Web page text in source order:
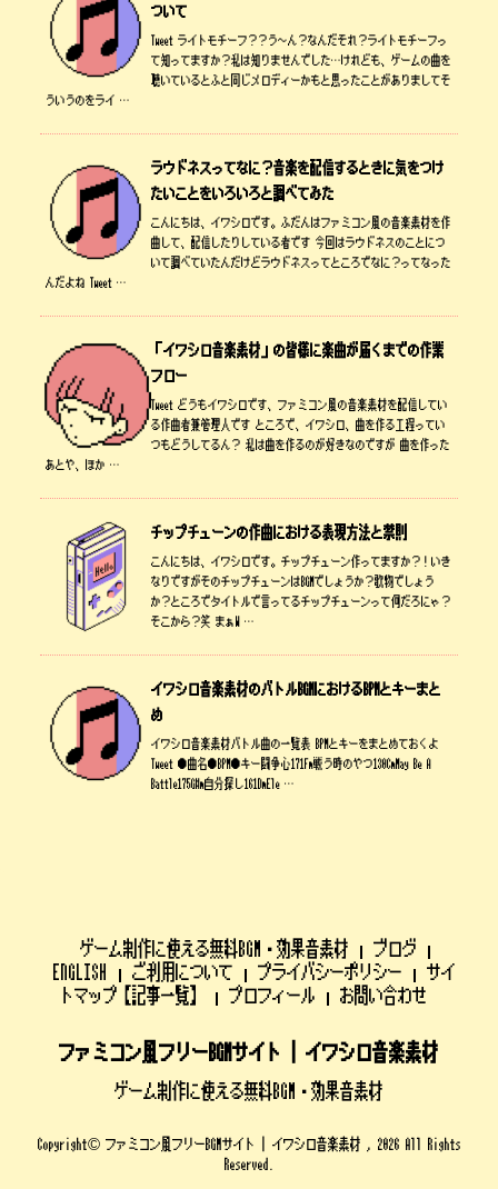
ついて
Tweet ライトモチーフ？？う～ん？なんだそれ？ライトモチーフっ
て知ってますか？私は知りませんでした…けれども、ゲームの曲を
聴いているとふと同じメロディーかもと思ったことがありましてそ
ういうのをライ …
ラウドネスってなに？音楽を配信するときに気をつけ
たいことをいろいろと調べてみた
こんにちは、イワシロです。ふだんはファミコン風の音楽素材を作
曲して、配信したりしている者です 今回はラウドネスのことにつ
いて調べていたんだけどラウドネスってところでなに？ってなった
んだよね Tweet …
「イワシロ音楽素材」の皆様に楽曲が届くまでの作業
フロー
Tweet どうもイワシロです、ファミコン風の音楽素材を配信してい
る作曲者兼管理人です ところで、イワシロ、曲を作る工程ってい
つもどうしてるん？ 私は曲を作るのが好きなのですが 曲を作った
あとや、ほか …
チップチューンの作曲における表現方法と禁則
こんにちは、イワシロです。チップチューン作ってますか？！いき
なりですがそのチップチューンはBGMでしょうか？歌物でしょう
か？ところでタイトルで言ってるチップチューンって何だろにゃ？
そこから？笑 まぁW …
イワシロ音楽素材のバトルBGMにおけるBPMとキーまと
め
イワシロ音楽素材バトル曲の一覧表 BPMとキーをまとめておくよ
Tweet ●曲名●BPM●キー闘争心171Fm戦う時のやつ130CmMay Be A
Battle175G#m自分探し161DmEle …
ゲーム制作に使える無料BGM・効果音素材
ブログ
ENGLISH
ご利用について プライバシーポリシー
サイ
トマップ【記事一覧】
プロフィール お問い合わせ
ファミコン風フリーBGMサイト | イワシロ音楽素材
ゲーム制作に使える無料BGM・効果音素材
Copyright© ファミコン風フリーBGMサイト | イワシロ音楽素材 , 2026 All Rights
Reserved.